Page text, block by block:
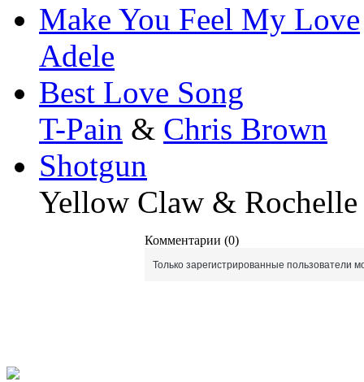
Make You Feel My Love
Adele
Best Love Song
T-Pain & Chris Brown
Shotgun
Yellow Claw & Rochelle
Комментарии (0)
Только зарегистрированные пользователи